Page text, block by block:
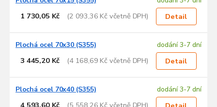
1 730,05 Kč (2 093,36 Kč včetně DPH) Detail
Plochá ocel 70x30 (S355) dodání 3-7 dní
3 445,20 Kč (4 168,69 Kč včetně DPH) Detail
Plochá ocel 70x40 (S355) dodání 3-7 dní